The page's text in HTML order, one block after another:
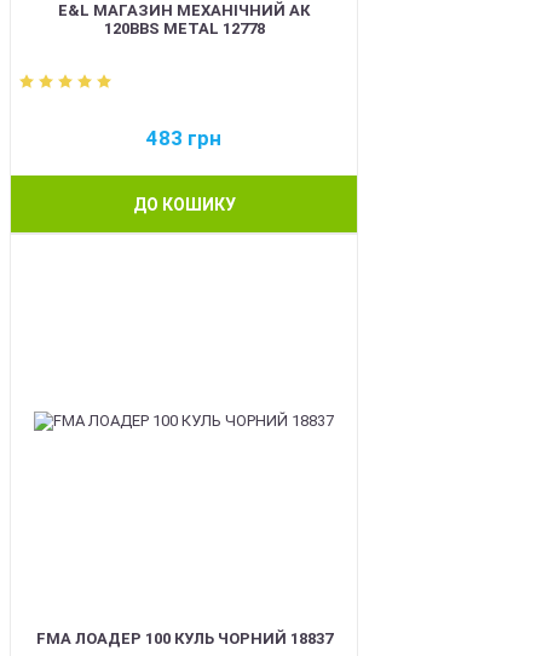
E&L МАГАЗИН МЕХАНІЧНИЙ АК
120BBS METAL 12778
483 грн
ДО КОШИКУ
FMA ЛОАДЕР 100 КУЛЬ ЧОРНИЙ 18837